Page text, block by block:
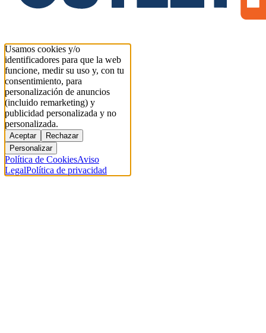
Usamos cookies y/o
identificadores para que la web
funcione, medir su uso y, con tu
consentimiento, para
personalización de anuncios
(incluido remarketing) y
publicidad personalizada y no
personalizada.
Aceptar
Rechazar
Personalizar
Política de CookiesAviso
LegalPolítica de privacidad